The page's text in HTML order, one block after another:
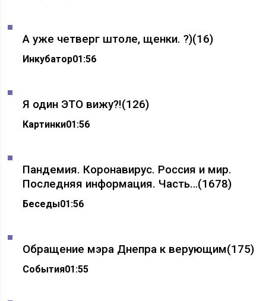
А уже четверг штоле, щенки. ?)(16)
Инкубатор01:56
Я один ЭТО вижу?!(126)
Картинки01:56
Пандемия. Коронавирус. Россия и мир.
Последняя информация. Часть…(1678)
Беседы01:56
Обращение мэра Днепра к верующим(175)
События01:55